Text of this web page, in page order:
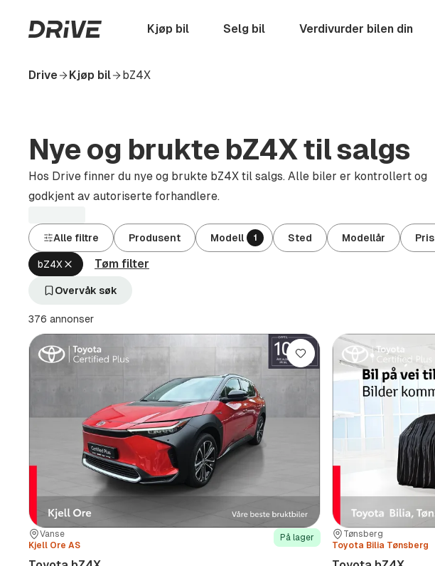
hovedinnhold
Startside Kjøp bil Selg bil Verdivurder bilen din
Drive Kjøp bil bZ4X
Nye og brukte bZ4X til salgs
Hos Drive finner du nye og brukte bZ4X til salgs. Alle biler er kontrollert og
godkjent av autoriserte forhandlere.
Alle filtre Produsent Modell 1 Sted Modellår Pris
bZ4X Fjern
aktivt
filter
(Modell)
Tøm filter
Overvåk søk
376 annonser
Sted:
Vanse
Forhandler:
Kjell Ore AS
På lager
Lagre
Sted:Tønsberg
Forhandler:
Toyota Bilia Tønsberg